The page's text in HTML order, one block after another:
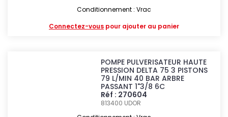
Conditionnement : Vrac
Connectez-vous pour ajouter au panier
POMPE PULVERISATEUR HAUTE
PRESSION DELTA 75 3 PISTONS
79 L/MIN 40 BAR ARBRE
PASSANT 1"3/8 6C
Réf : 270604
813400 UDOR